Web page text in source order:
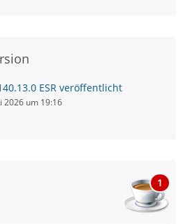
ESR veröffentlicht
2026 um 19:16
1